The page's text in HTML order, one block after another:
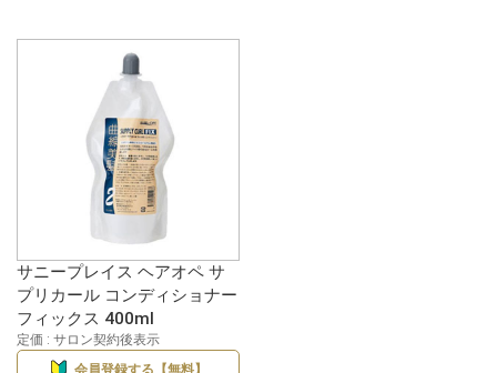
サニープレイス ヘアオペ サ
プリカール コンディショナー
フィックス 400ml
定価 : サロン契約後表示
会員登録する【無料】